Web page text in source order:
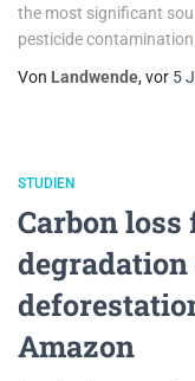
the most significant
pesticide contamination
Von Landwende, vor 5
STUDIEN
Carbon
Amazon